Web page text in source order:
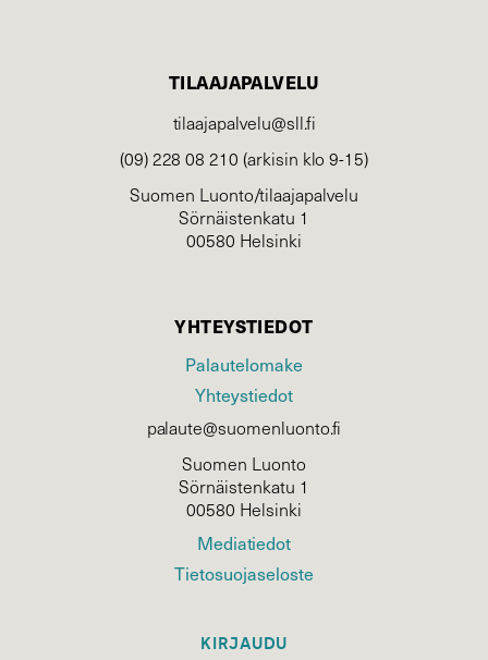
TILAAJAPALVELU
tilaajapalvelu@sll.fi
(09) 228 08 210 (arkisin klo 9-15)
Suomen Luonto/tilaajapalvelu
Sörnäistenkatu 1
00580 Helsinki
YHTEYSTIEDOT
Palautelomake
Yhteystiedot
palaute@suomenluonto.fi
Suomen Luonto
Sörnäistenkatu 1
00580 Helsinki
Mediatiedot
Tietosuojaseloste
KIRJAUDU